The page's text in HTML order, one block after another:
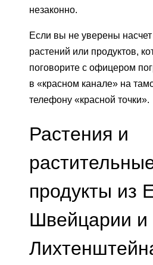
незаконно.
Если вы не уверены насчет
растений или продуктов,
поговорите с офицером
в «красном канале» на
телефону «красной точки».
Растения и
продукты из
Швейцарии и